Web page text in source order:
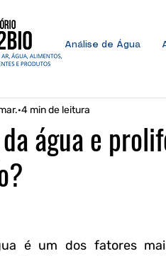
Análise de Água
água e
4 min de leitura
é um dos fatores